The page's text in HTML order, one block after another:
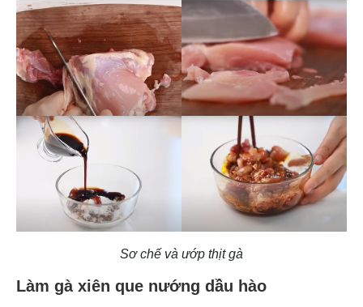
Sơ chế và ướp thịt gà
Làm gà xiên que nướng dầu hào